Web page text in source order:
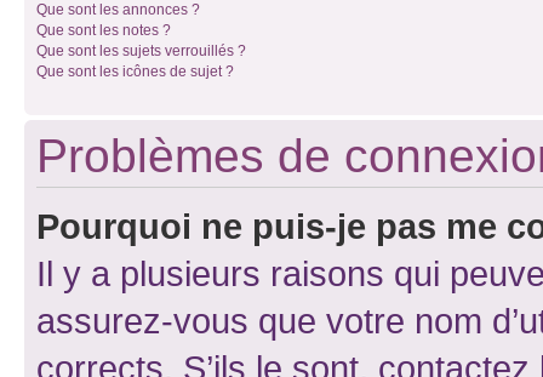
Que sont les annonces ?
Que sont les notes ?
Que sont les sujets verrouillés ?
Que sont les icônes de sujet ?
Problèmes de
Pourquoi ne puis-je pas me
Il y a plusieurs raisons qui
assurez-vous que votre nom
corrects. S’ils le sont,